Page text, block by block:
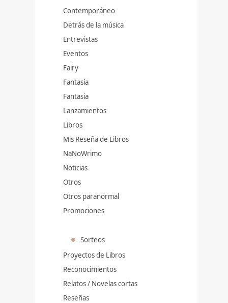
Contemporáneo
Detrás de la música
Entrevistas
Eventos
Fairy
Fantasía
Fantasia
Lanzamientos
Libros
Mis Reseña de Libros
NaNoWrimo
Noticias
Otros
Otros paranormal
Promociones
Sorteos
Proyectos de Libros
Reconocimientos
Relatos / Novelas cortas
Reseñas